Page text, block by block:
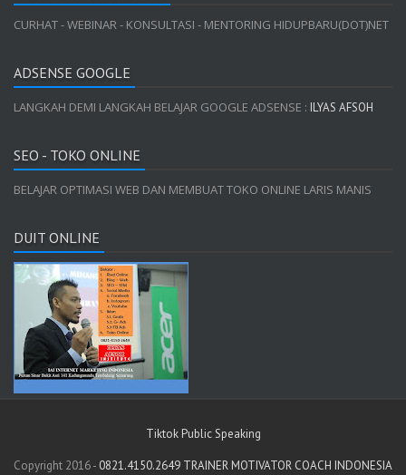
CURHAT - WEBINAR - KONSULTASI - MENTORING HIDUPBARU(DOT)NET
ADSENSE GOOGLE
LANGKAH DEMI LANGKAH BELAJAR GOOGLE ADSENSE : ILYAS AFSOH
SEO - TOKO ONLINE
BELAJAR OPTIMASI WEB DAN MEMBUAT TOKO ONLINE LARIS MANIS
DUIT ONLINE
Tiktok Public Speaking
Copyright 2016 - 0821.4150.2649 TRAINER MOTIVATOR COACH INDONESIA